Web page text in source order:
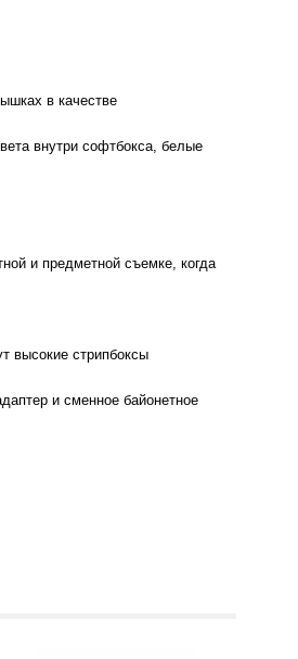
в качестве
внутри софтбокса, белые
и предметной съемке, когда
высокие стрипбоксы
и сменное байонетное